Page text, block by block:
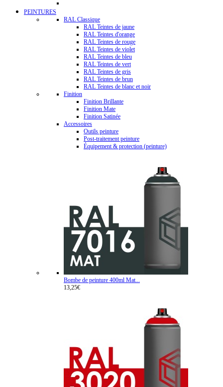
PEINTURES
RAL Classique
RAL Teintes de jaune
RAL Teintes d'orange
RAL Teintes de rouge
RAL Teintes de violet
RAL Teintes de bleu
RAL Teintes de vert
RAL Teintes de gris
RAL Teintes de brun
RAL Teintes de blanc et noir
Finition
Finition Brillante
Finition Mate
Finition Satinée
Accessoires
Outils peinture
Post-traitement peinture
Équipement & protection (peinture)
Bombe de peinture 400ml Mat...
13,25€